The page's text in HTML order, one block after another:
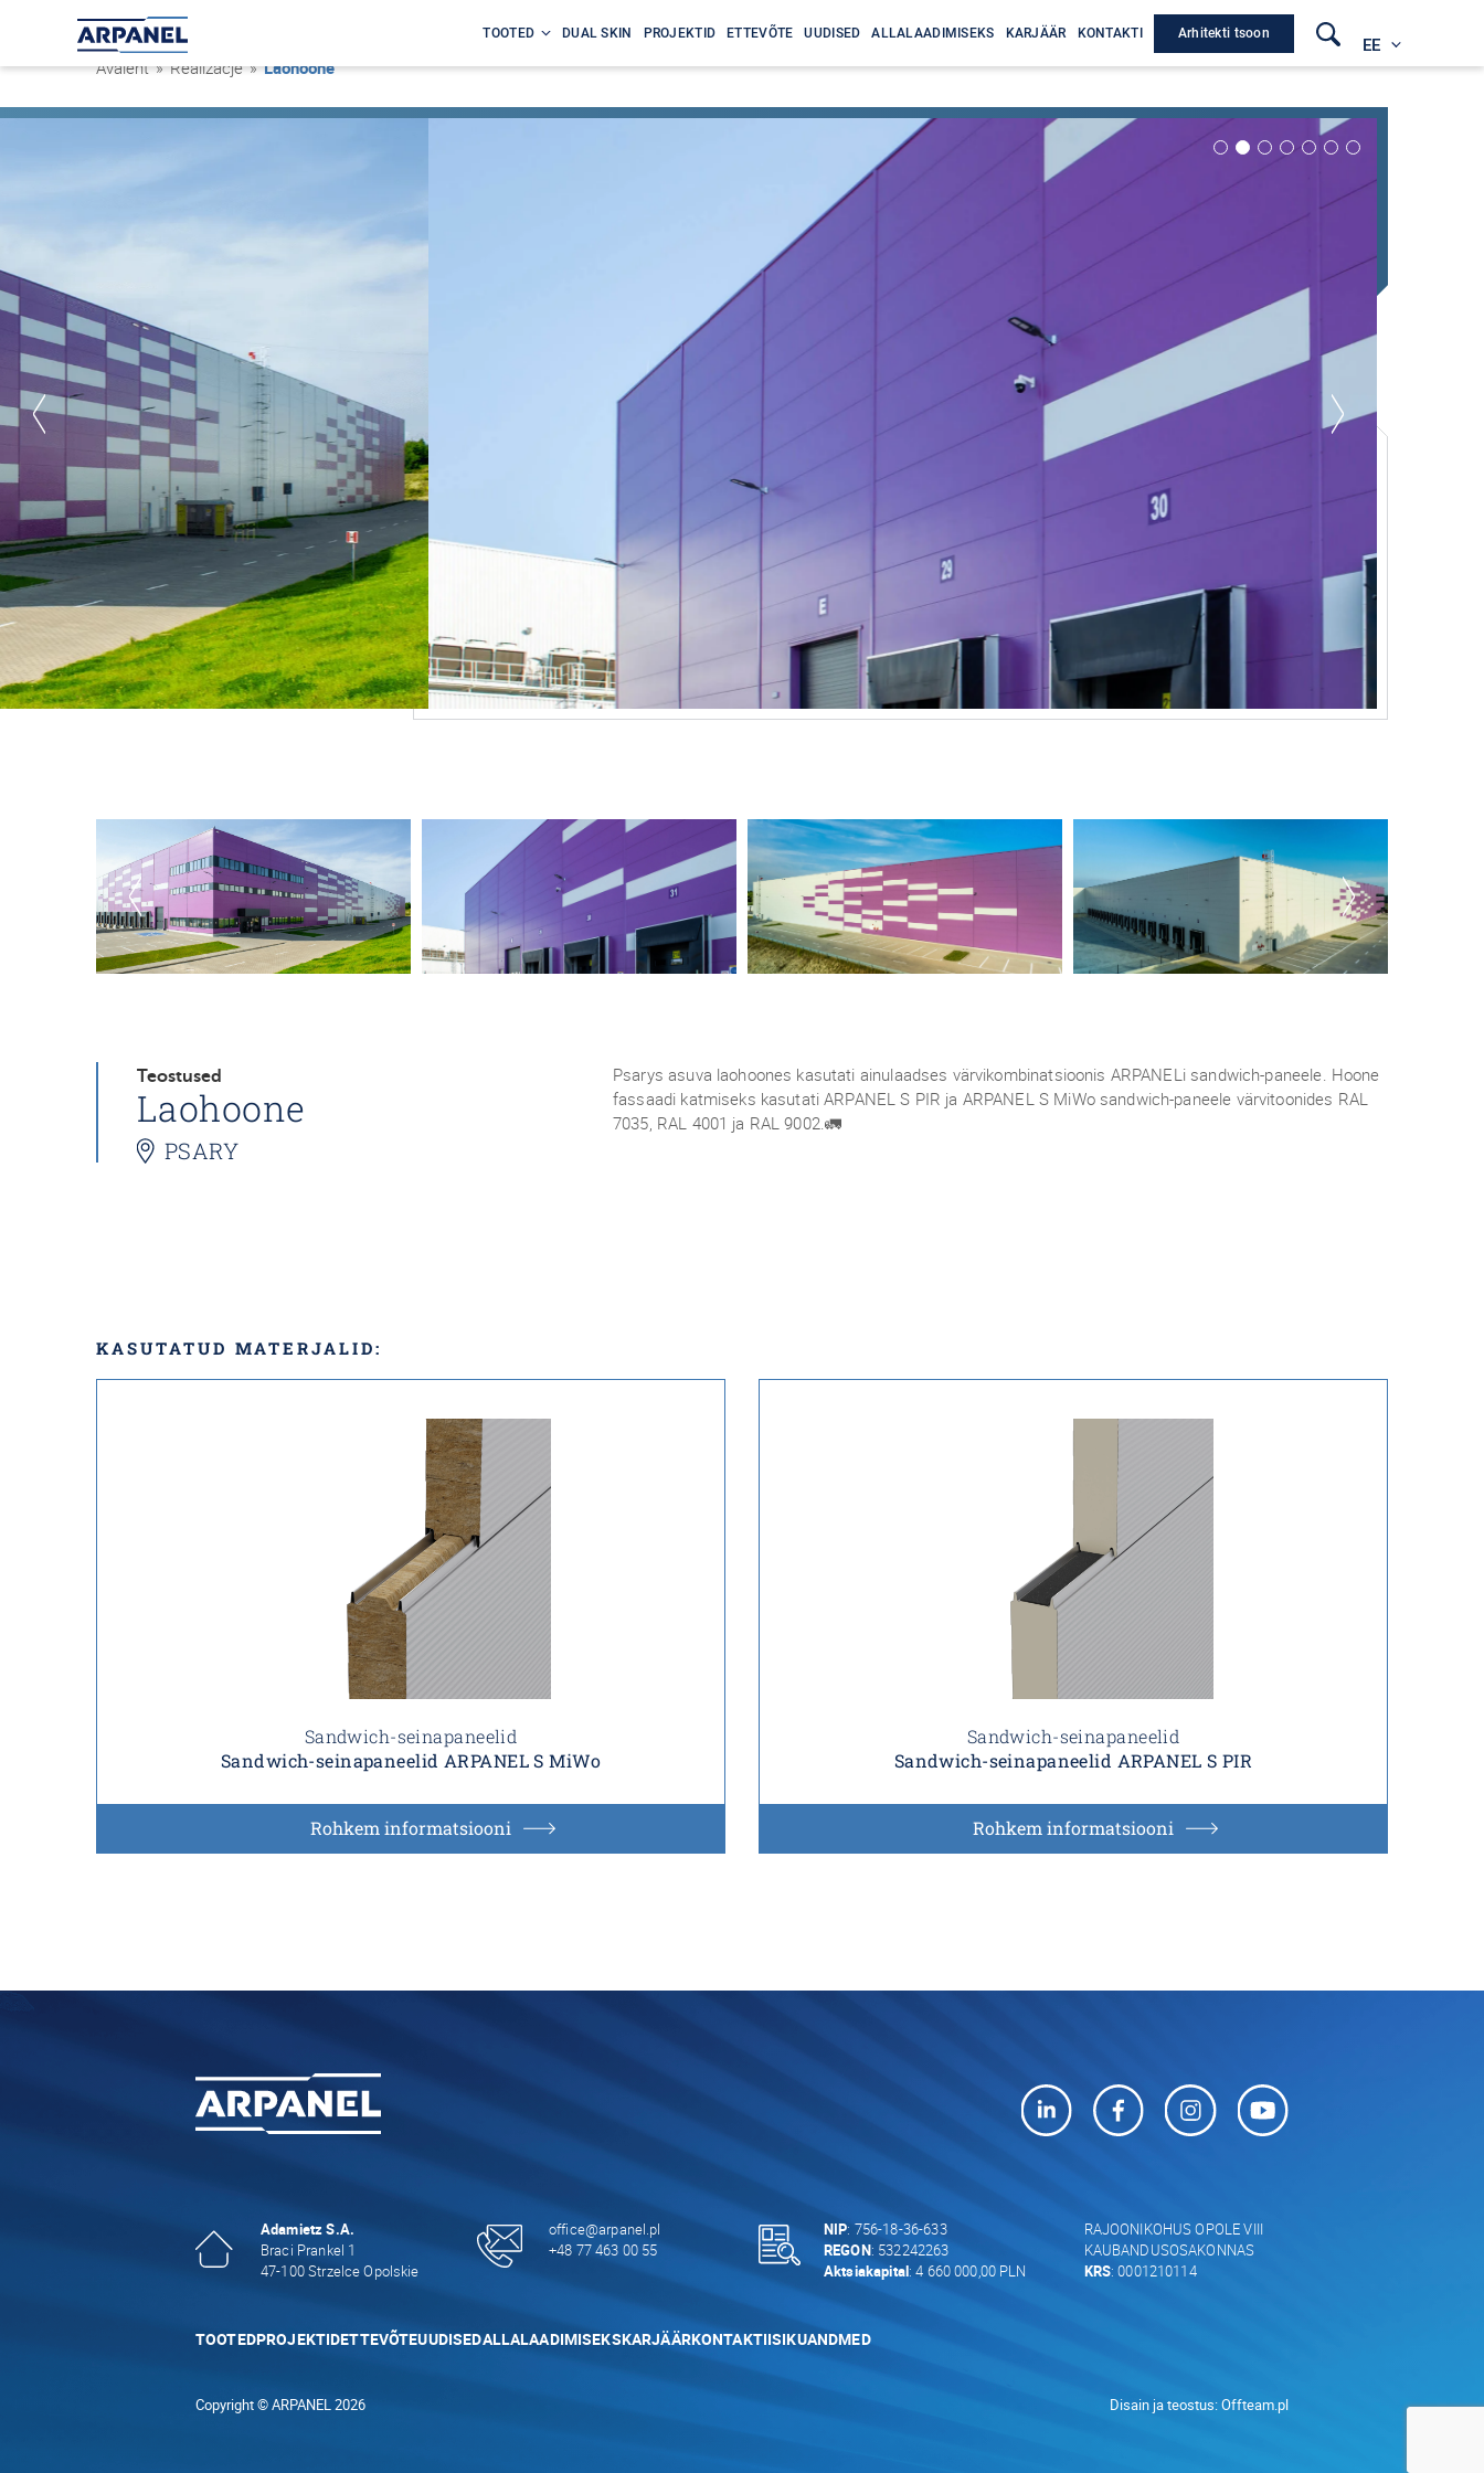
TOOTED DUAL SKIN PROJEKTID ETTEVÕTE UUDISED ALLALAADIMISEKS KARJÄÄR KONTAKTI Arhitekti tsoon
EE
Avaleht » Realizacje »Laohoone
Teostused
Laohoone
PSARY
Psarys asuva laohoones kasutati ainulaadses värvikombinatsioonis ARPANELi sandwich-paneele. Hoone
fassaadi katmiseks kasutati ARPANEL S PIR ja ARPANEL S MiWo sandwich-paneele värvitoonides RAL
7035, RAL 4001 ja RAL 9002.🚛
KASUTATUD MATERJALID:
Sandwich-seinapaneelid
Sandwich-seinapaneelid ARPANEL S MiWo
Rohkem informatsiooni
Sandwich-seinapaneelid
Sandwich-seinapaneelid ARPANEL S PIR
Rohkem informatsiooni
Adamietz S.A.
Braci Prankel 1
47-100 Strzelce Opolskie
office@arpanel.pl
+48 77 463 00 55
NIP: 756-18-36-633
REGON: 532242263
Aktsiakapital: 4 660 000,00 PLN
RAJOONIKOHUS OPOLE VIII
KAUBANDUSOSAKONNAS
KRS: 0001210114
TOOTEDPROJEKTIDETTEVÕTEUUDISEDALLALAADIMISEKSKARJÄÄRKONTAKTIISIKUANDMED
Copyright © ARPANEL 2026 Disain ja teostus:Offteam.pl